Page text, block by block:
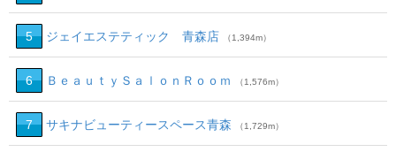
5 ジェイエステティック 青森店 （1,394m）
6 ＢｅａｕｔｙＳａｌｏｎＲｏｏｍ （1,576m）
7 サキナビューティースペース青森 （1,729m）